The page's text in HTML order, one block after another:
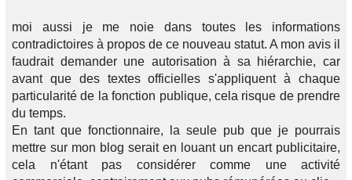
moi aussi je me noie dans toutes les informations
contradictoires à propos de ce nouveau statut. A mon avis il
faudrait demander une autorisation à sa hiérarchie, car
avant que des textes officielles s'appliquent à chaque
particularité de la fonction publique, cela risque de prendre
du temps.
En tant que fonctionnaire, la seule pub que je pourrais
mettre sur mon blog serait en louant un encart publicitaire,
cela n'étant pas considérer comme une activité